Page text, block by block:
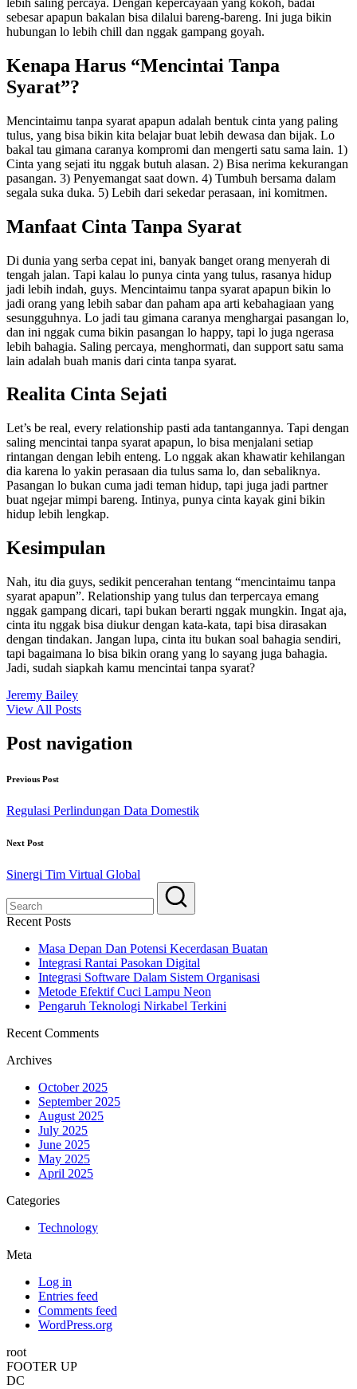
lebih saling percaya. Dengan kepercayaan yang kokoh, badai
sebesar apapun bakalan bisa dilalui bareng-bareng. Ini juga bikin
hubungan lo lebih chill dan nggak gampang goyah.
Kenapa Harus “Mencintai Tanpa
Syarat”?
Mencintaimu tanpa syarat apapun adalah bentuk cinta yang paling
tulus, yang bisa bikin kita belajar buat lebih dewasa dan bijak. Lo
bakal tau gimana caranya kompromi dan mengerti satu sama lain. 1)
Cinta yang sejati itu nggak butuh alasan. 2) Bisa nerima kekurangan
pasangan. 3) Penyemangat saat down. 4) Tumbuh bersama dalam
segala suka duka. 5) Lebih dari sekedar perasaan, ini komitmen.
Manfaat Cinta Tanpa Syarat
Di dunia yang serba cepat ini, banyak banget orang menyerah di
tengah jalan. Tapi kalau lo punya cinta yang tulus, rasanya hidup
jadi lebih indah, guys. Mencintaimu tanpa syarat apapun bikin lo
jadi orang yang lebih sabar dan paham apa arti kebahagiaan yang
sesungguhnya. Lo jadi tau gimana caranya menghargai pasangan lo,
dan ini nggak cuma bikin pasangan lo happy, tapi lo juga ngerasa
lebih bahagia. Saling percaya, menghormati, dan support satu sama
lain adalah buah manis dari cinta tanpa syarat.
Realita Cinta Sejati
Let’s be real, every relationship pasti ada tantangannya. Tapi dengan
saling mencintai tanpa syarat apapun, lo bisa menjalani setiap
rintangan dengan lebih enteng. Lo nggak akan khawatir kehilangan
dia karena lo yakin perasaan dia tulus sama lo, dan sebaliknya.
Pasangan lo bukan cuma jadi teman hidup, tapi juga jadi partner
buat ngejar mimpi bareng. Intinya, punya cinta kayak gini bikin
hidup lebih lengkap.
Kesimpulan
Nah, itu dia guys, sedikit pencerahan tentang “mencintaimu tanpa
syarat apapun”. Relationship yang tulus dan terpercaya emang
nggak gampang dicari, tapi bukan berarti nggak mungkin. Ingat aja,
cinta itu nggak bisa diukur dengan kata-kata, tapi bisa dirasakan
dengan tindakan. Jangan lupa, cinta itu bukan soal bahagia sendiri,
tapi bagaimana lo bisa bikin orang yang lo sayang juga bahagia.
Jadi, sudah siapkah kamu mencintai tanpa syarat?
Jeremy Bailey
View All Posts
Post navigation
Previous Post
Regulasi Perlindungan Data Domestik
Next Post
Sinergi Tim Virtual Global
Recent Posts
Masa Depan Dan Potensi Kecerdasan Buatan
Integrasi Rantai Pasokan Digital
Integrasi Software Dalam Sistem Organisasi
Metode Efektif Cuci Lampu Neon
Pengaruh Teknologi Nirkabel Terkini
Recent Comments
Archives
October 2025
September 2025
August 2025
July 2025
June 2025
May 2025
April 2025
Categories
Technology
Meta
Log in
Entries feed
Comments feed
WordPress.org
root
FOOTER UP
DC